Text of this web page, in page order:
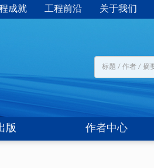
成就 工程前沿 关于我们
版 作者中心